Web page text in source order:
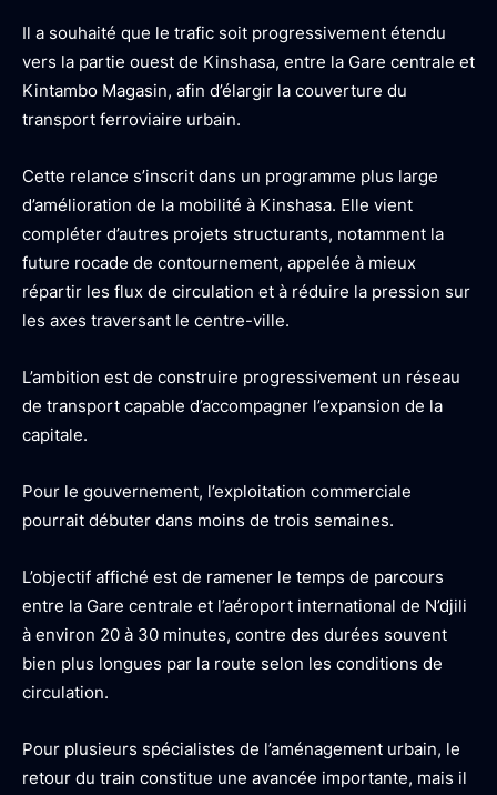
Il a souhaité que le trafic soit progressivement étendu
vers la partie ouest de Kinshasa, entre la Gare centrale et
Kintambo Magasin, afin d’élargir la couverture du
transport ferroviaire urbain.
Cette relance s’inscrit dans un programme plus large
d’amélioration de la mobilité à Kinshasa. Elle vient
compléter d’autres projets structurants, notamment la
future rocade de contournement, appelée à mieux
répartir les flux de circulation et à réduire la pression sur
les axes traversant le centre-ville.
L’ambition est de construire progressivement un réseau
de transport capable d’accompagner l’expansion de la
capitale.
Pour le gouvernement, l’exploitation commerciale
pourrait débuter dans moins de trois semaines.
L’objectif affiché est de ramener le temps de parcours
entre la Gare centrale et l’aéroport international de N’djili
à environ 20 à 30 minutes, contre des durées souvent
bien plus longues par la route selon les conditions de
circulation.
Pour plusieurs spécialistes de l’aménagement urbain, le
retour du train constitue une avancée importante, mais il